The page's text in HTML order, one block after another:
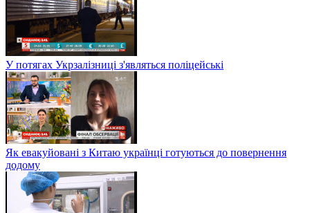
У потягах Укрзалізниці з'являться поліцейські
Як евакуйовані з Китаю українці готуються до повернення
додому